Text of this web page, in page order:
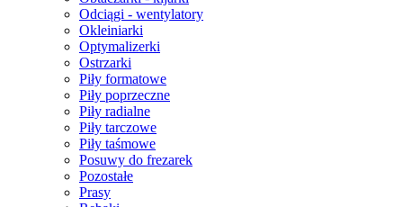
Odciągi - wentylatory
Okleiniarki
Optymalizerki
Ostrzarki
Piły formatowe
Piły poprzeczne
Piły radialne
Piły tarczowe
Piły taśmowe
Posuwy do frezarek
Pozostałe
Prasy